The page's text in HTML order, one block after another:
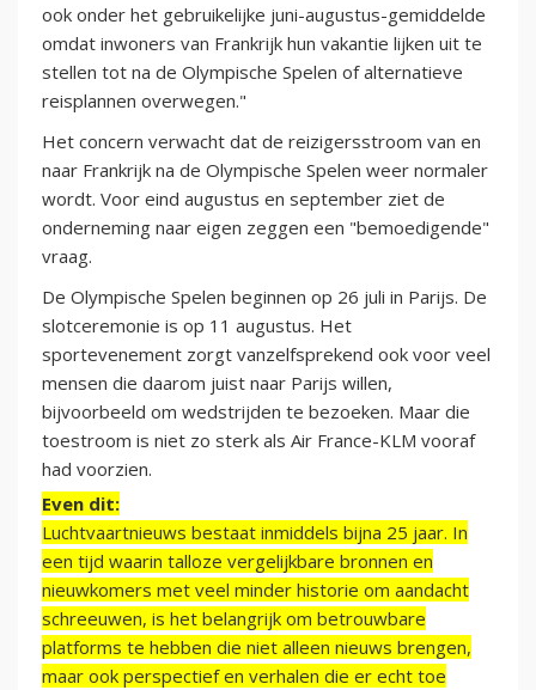
ook onder het gebruikelijke juni-augustus-gemiddelde
omdat inwoners van Frankrijk hun vakantie lijken uit te
stellen tot na de Olympische Spelen of alternatieve
reisplannen overwegen."
Het concern verwacht dat de reizigersstroom van en
naar Frankrijk na de Olympische Spelen weer normaler
wordt. Voor eind augustus en september ziet de
onderneming naar eigen zeggen een "bemoedigende"
vraag.
De Olympische Spelen beginnen op 26 juli in Parijs. De
slotceremonie is op 11 augustus. Het
sportevenement zorgt vanzelfsprekend ook voor veel
mensen die daarom juist naar Parijs willen,
bijvoorbeeld om wedstrijden te bezoeken. Maar die
toestroom is niet zo sterk als Air France-KLM vooraf
had voorzien.
Even dit:
Luchtvaartnieuws bestaat inmiddels bijna 25 jaar. In
een tijd waarin talloze vergelijkbare bronnen en
nieuwkomers met veel minder historie om aandacht
schreeuwen, is het belangrijk om betrouwbare
platforms te hebben die niet alleen nieuws brengen,
maar ook perspectief en verhalen die er echt toe